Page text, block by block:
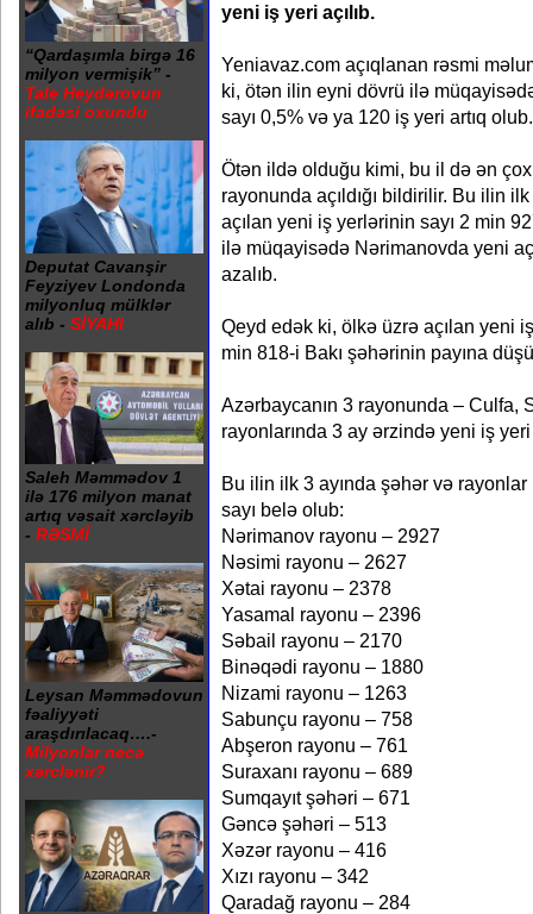
“Qardaşımla birgə 16
milyon vermişik” -
Tale Heydərovun
ifadəsi oxundu
Deputat Cavanşir
Feyziyev Londonda
milyonluq mülklər
alıb - SİYAHI
Saleh Məmmədov 1
ilə 176 milyon manat
artıq vəsait xərcləyib
- RƏSMİ
Leysan Məmmədovun
fəaliyyəti
araşdırılacaq….-
Milyonlar necə
xərclənir?
yeni iş yeri açılıb.
Yeniavaz.com açıqlanan rəsmi
ki, ötən ilin eyni dövrü ilə
sayı 0,5% və ya 120 iş yeri artıq olub.
Ötən ildə olduğu kimi, bu il də ən
rayonunda açıldığı bildirilir. Bu ilin
açılan yeni iş yerlərinin sayı 2 min
ilə müqayisədə Nərimanovda yeni
azalıb.
Qeyd edək ki, ölkə üzrə açılan yeni
min 818-i Bakı şəhərinin payına
Azərbaycanın 3 rayonunda – Culfa,
rayonlarında 3 ay ərzində yeni iş yeri
Bu ilin ilk 3 ayında şəhər və
sayı belə olub:
Nərimanov rayonu – 2927
Nəsimi rayonu – 2627
Xətai rayonu – 2378
Yasamal rayonu – 2396
Səbail rayonu – 2170
Binəqədi rayonu – 1880
Nizami rayonu – 1263
Sabunçu rayonu – 758
Abşeron rayonu – 761
Suraxanı rayonu – 689
Sumqayıt şəhəri – 671
Gəncə şəhəri – 513
Xəzər rayonu – 416
Xızı rayonu – 342
Qaradağ rayonu – 284